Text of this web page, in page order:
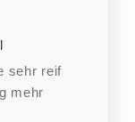
sehr reif
mehr